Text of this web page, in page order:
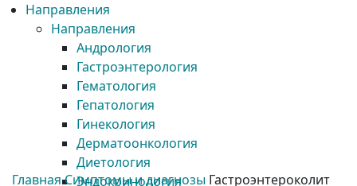
Направления
Направления
Андрология
Гастроэнтерология
Гематология
Гепатология
Гинекология
Дерматоонкология
Диетология
Эндокринология
Главная Симптомы и диагнозы Гастроэнтероколит